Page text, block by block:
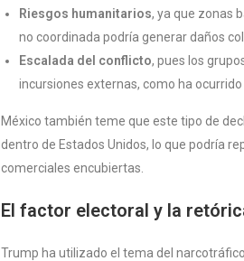
Riesgos humanitarios, ya que zonas
no coordinada podría generar daños
Escalada del conflicto, pues los
incursiones externas, como ha
México también teme que este tipo de
dentro de Estados Unidos, lo que podría
comerciales encubiertas.
El factor electoral y la
Trump ha utilizado el tema del